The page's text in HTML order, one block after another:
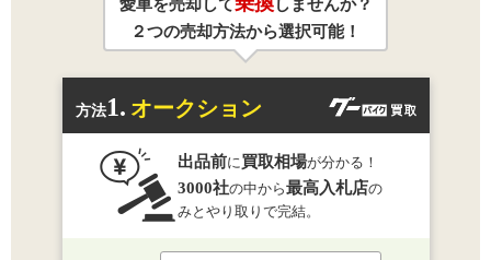
愛車を売却して
しませんか？
２つの売却方法から選択可能！
方法1. オークション
出品前に買取相場が分かる！
3000社の中から最高入札店の
みとやり取りで完結。